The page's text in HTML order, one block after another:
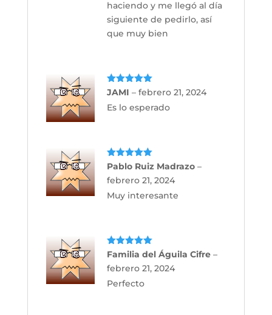
haciendo y me llegó al día
siguiente de pedirlo, así
que muy bien
Valorado
JAMI – febrero 21, 2024
Es lo esperado
Valorado
Pablo Ruiz Madrazo –
febrero 21, 2024
Muy interesante
Valorado
Familia del Águila Cifre –
febrero 21, 2024
Perfecto